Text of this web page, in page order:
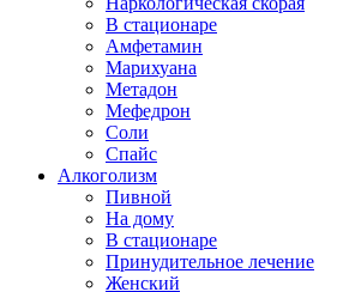
В стационаре
Амфетамин
Марихуана
Метадон
Мефедрон
Соли
Спайс
Алкоголизм
Пивной
На дому
В стационаре
Принудительное лечение
Женский